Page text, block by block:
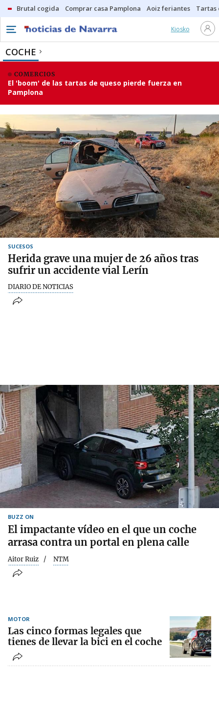
Brutal cogida Comprar casa Pamplona Aoiz feriantes Tartas
Kiosko
COCHE
COMERCIOS
El 'boom' de las tartas de queso pierde fuerza en
Pamplona
SUCESOS
Herida grave una mujer de 26 años tras
sufrir un accidente vial Lerín
DIARIO DE NOTICIAS
BUZZ ON
El impactante vídeo en el que un coche
arrasa contra un portal en plena calle
Aitor Ruiz NTM
MOTOR
Las cinco formas legales que
tienes de llevar la bici en el coche